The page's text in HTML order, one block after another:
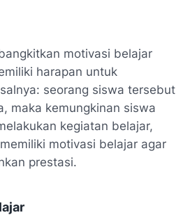
motivasi belajar
harapan untuk
seorang siswa tersebut
maka kemungkinan siswa
kegiatan belajar,
motivasi belajar agar
prestasi.